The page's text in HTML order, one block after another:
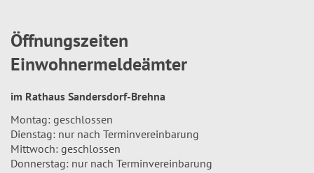
Öffnungszeiten
Einwohnermeldeämter
im Rathaus Sandersdorf-Brehna
Montag: geschlossen
Dienstag: nur nach Terminvereinbarung
Mittwoch: geschlossen
Donnerstag: nur nach Terminvereinbarung